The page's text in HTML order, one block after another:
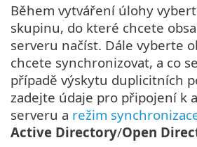
Během vytváření úlohy
skupinu, do které chcete
serveru načíst. Dále vyberte
chcete synchronizovat, a co
případě výskytu duplicitních
zadejte údaje pro připojení k
serveru a režim
Active Directory/Open